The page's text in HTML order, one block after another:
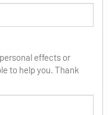
effects or
to help you. Thank